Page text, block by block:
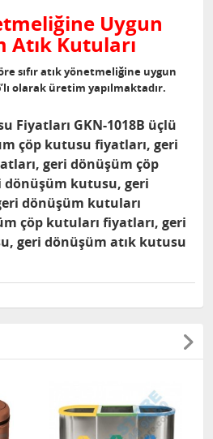
Uygun
Atık Kutuları
sıfır atık yönetmeliğine uygun
olarak üretim yapılmaktadır.
Fiyatları GKN-1018B üçlü
çöp kutusu fiyatları, geri
geri dönüşüm çöp
kutusu, geri
dönüşüm kutuları
çöp kutuları fiyatları, geri
geri dönüşüm atık kutusu